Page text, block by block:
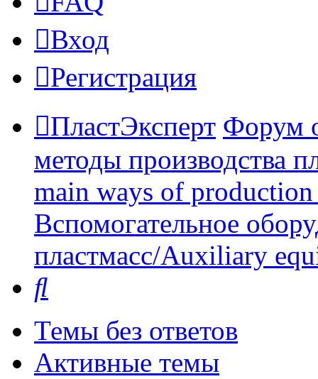
Вход
Регистрация
ПластЭксперт Форум
методы производства
main ways of
Вспомогательное
пластмасс/Auxiliary
Темы без ответов
Активные темы